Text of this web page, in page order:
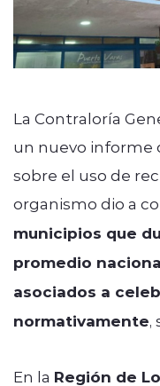
La Contraloría
un nuevo informe
sobre el uso de
organismo dio a
municipios que
promedio
asociados a
normativamente,
En la Región de